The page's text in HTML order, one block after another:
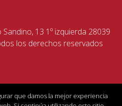
Sandino, 13 1º izquierda 28039
los derechos reservados
que damos la mejor experiencia